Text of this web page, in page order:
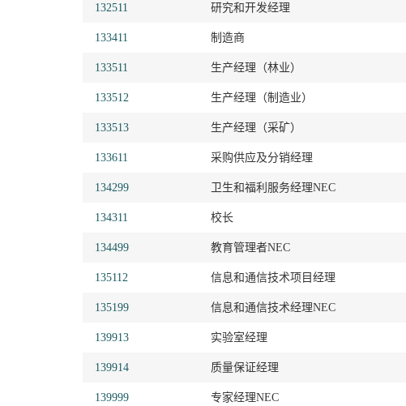
132511 研究和开发经理
133411 制造商
133511 生产经理（林业）
133512 生产经理（制造业）
133513 生产经理（采矿）
133611 采购供应及分销经理
134299 卫生和福利服务经理NEC
134311 校长
134499 教育管理者NEC
135112 信息和通信技术项目经理
135199 信息和通信技术经理NEC
139913 实验室经理
139914 质量保证经理
139999 专家经理NEC